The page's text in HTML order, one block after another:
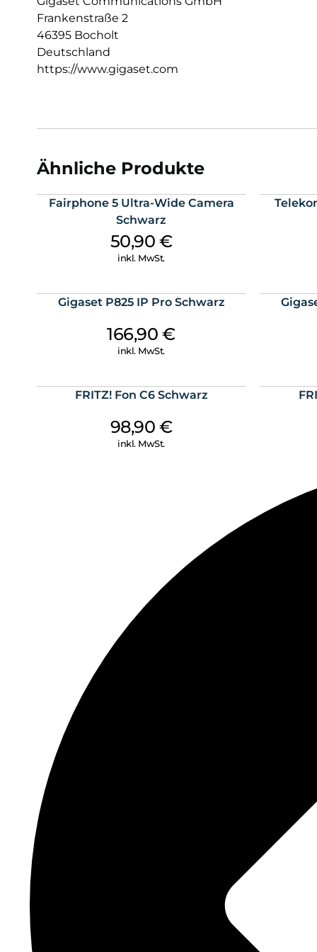
Frankenstraße 2
46395 Bocholt
Deutschland
https://www.gigaset.com
Ähnliche Produkte
Fairphone 5 Ultra-Wide Camera
Schwarz
50,90 €
inkl. MwSt.
Gigaset P825 IP Pro Schwarz
166,90€
inkl. MwSt.
FRITZ! Fon C6 Schwarz
98,90 €
inkl. MwSt.